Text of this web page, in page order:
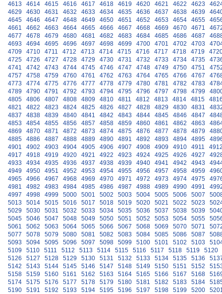
4613
4614 4615 4616 4617 4618 4619 4620 4621 4622 4623
4629
4630 4631 4632 4633 4634 4635 4636 4637 4638 4639
4645
4646 4647 4648 4649 4650 4651 4652 4653 4654 4655
4661
4662 4663 4664 4665 4666 4667 4668 4669 4670 4671
4677
4678 4679 4680 4681 4682 4683 4684 4685 4686 4687
4693
4694 4695 4696 4697 4698 4699 4700 4701 4702 4703
4709
4710 4711 4712 4713 4714 4715 4716 4717 4718 4719
4725
4726 4727 4728 4729 4730 4731 4732 4733 4734 4735
4741
4742 4743 4744 4745 4746 4747 4748 4749 4750 4751
4757
4758 4759 4760 4761 4762 4763 4764 4765 4766 4767
4773
4774 4775 4776 4777 4778 4779 4780 4781 4782 4783
4789
4790 4791 4792 4793 4794 4795 4796 4797 4798 4799
4805
4806 4807 4808 4809 4810 4811 4812 4813 4814 4815
4821
4822 4823 4824 4825 4826 4827 4828 4829 4830 4831
4837
4838 4839 4840 4841 4842 4843 4844 4845 4846 4847
4853
4854 4855 4856 4857 4858 4859 4860 4861 4862 4863
4869
4870 4871 4872 4873 4874 4875 4876 4877 4878 4879
4885
4886 4887 4888 4889 4890 4891 4892 4893 4894 4895
4901
4902 4903 4904 4905 4906 4907 4908 4909 4910 4911
4917
4918 4919 4920 4921 4922 4923 4924 4925 4926 4927
4933
4934 4935 4936 4937 4938 4939 4940 4941 4942 4943
4949
4950 4951 4952 4953 4954 4955 4956 4957 4958 4959
4965
4966 4967 4968 4969 4970 4971 4972 4973 4974 4975
4981
4982 4983 4984 4985 4986 4987 4988 4989 4990 4991
4997
4998 4999 5000 5001 5002 5003 5004 5005 5006 5007
5013
5014 5015 5016 5017 5018 5019 5020 5021 5022 5023
5029
5030 5031 5032 5033 5034 5035 5036 5037 5038 5039
5045
5046 5047 5048 5049 5050 5051 5052 5053 5054 5055
5061
5062 5063 5064 5065 5066 5067 5068 5069 5070 5071
5077
5078 5079 5080 5081 5082 5083 5084 5085 5086 5087
5093
5094 5095 5096 5097 5098 5099 5100 5101 5102 5103
5109
5110 5111 5112 5113 5114 5115 5116 5117 5118 5119
5120
5126
5127 5128 5129 5130 5131 5132 5133 5134 5135 5136
5142
5143 5144 5145 5146 5147 5148 5149 5150 5151 5152
5158
5159 5160 5161 5162 5163 5164 5165 5166 5167 5168
5174
5175 5176 5177 5178 5179 5180 5181 5182 5183 5184
5190
5191 5192 5193 5194 5195 5196 5197 5198 5199 5200